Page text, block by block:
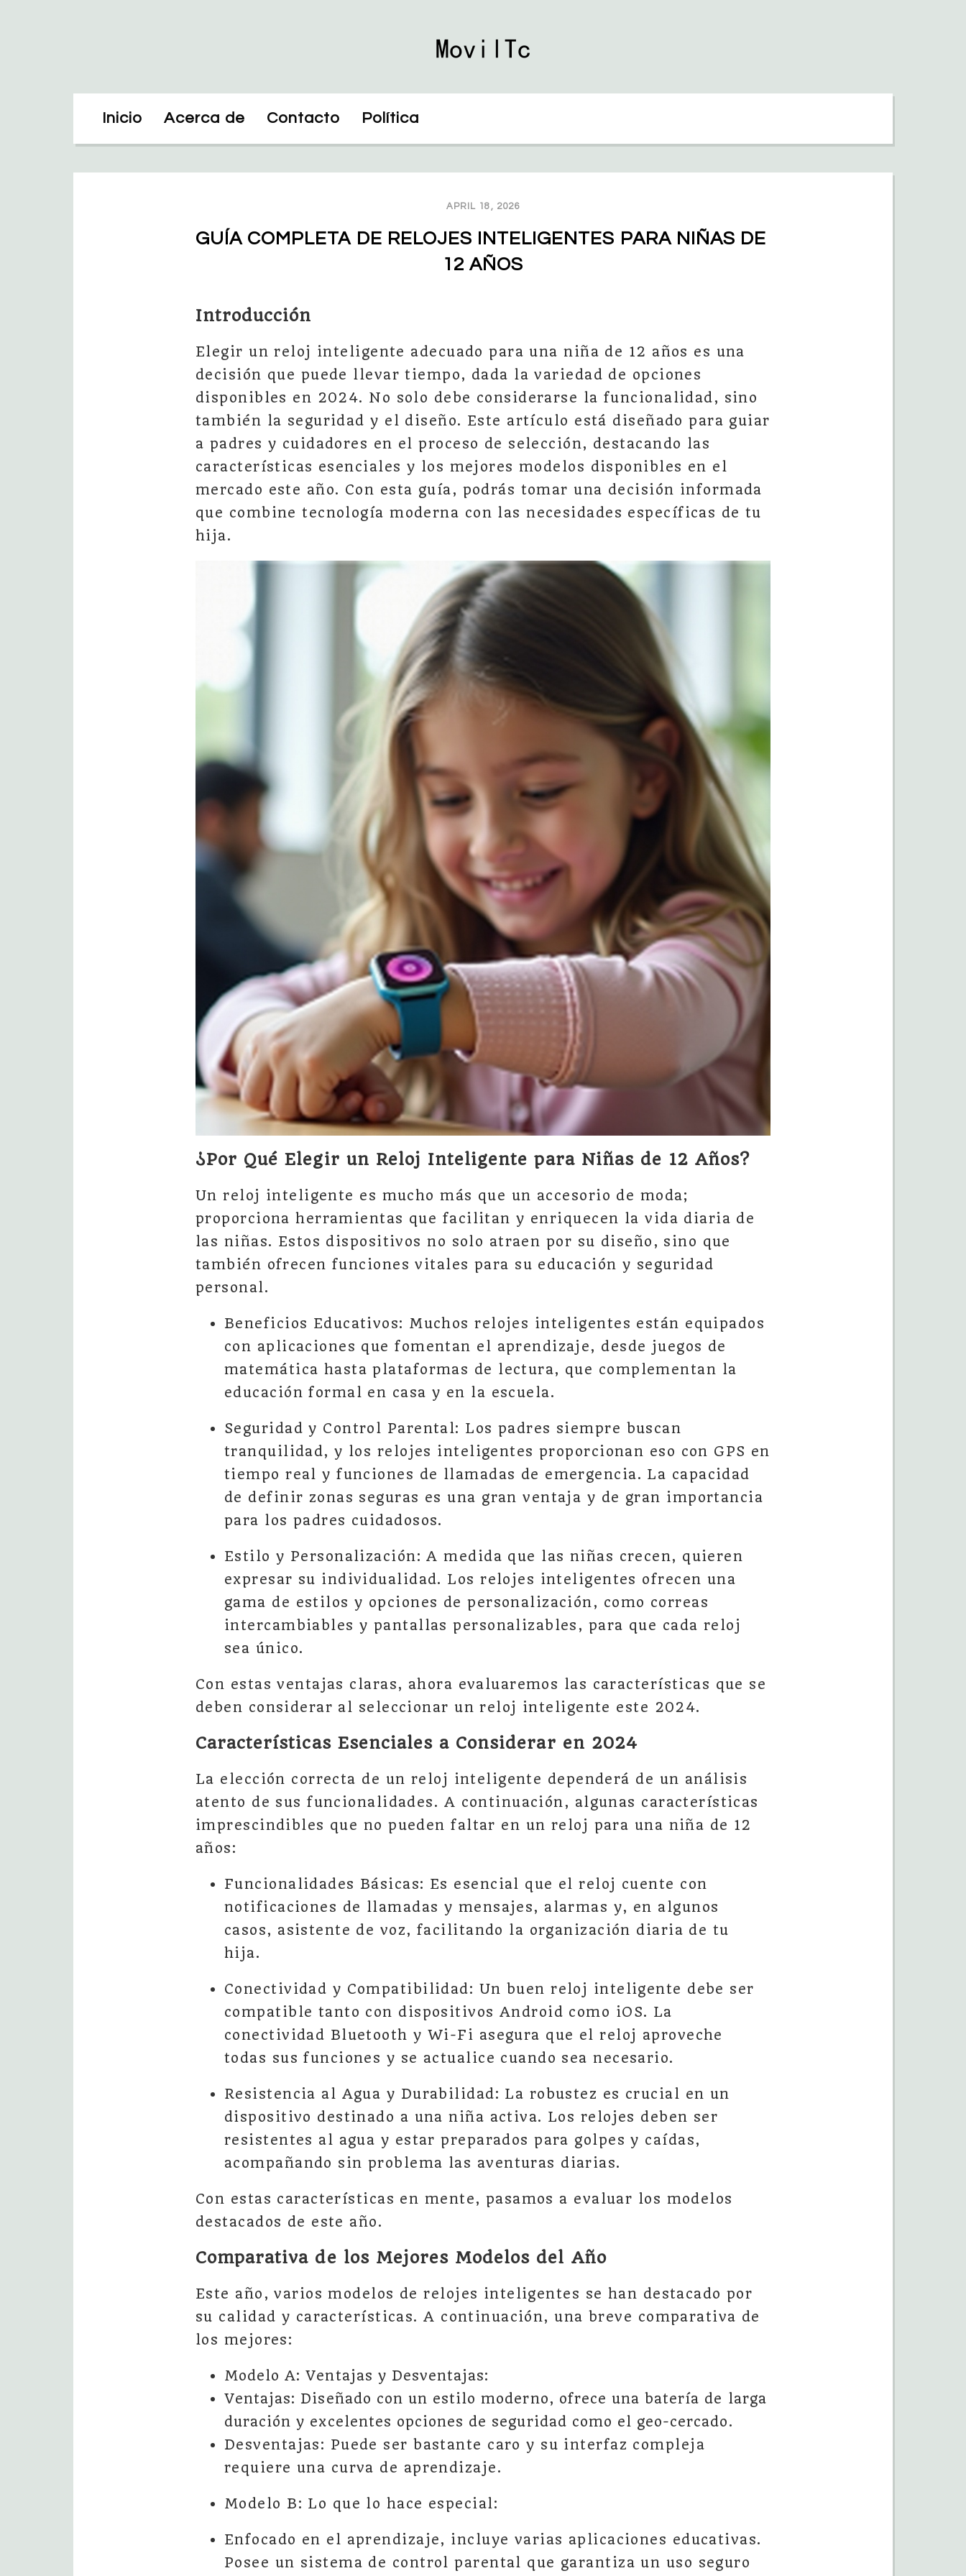
Inicio Acerca de Contacto Política
APRIL 18, 2026
GUÍA COMPLETA DE RELOJES INTELIGENTES PARA NIÑAS DE
12 AÑOS
Introducción
Elegir un reloj inteligente adecuado para una niña de 12 años es una
decisión que puede llevar tiempo, dada la variedad de opciones
disponibles en 2024. No solo debe considerarse la funcionalidad, sino
también la seguridad y el diseño. Este artículo está diseñado para guiar
a padres y cuidadores en el proceso de selección, destacando las
características esenciales y los mejores modelos disponibles en el
mercado este año. Con esta guía, podrás tomar una decisión informada
que combine tecnología moderna con las necesidades específicas de tu
hija.
¿Por Qué Elegir un Reloj Inteligente para Niñas de 12 Años?
Un reloj inteligente es mucho más que un accesorio de moda;
proporciona herramientas que facilitan y enriquecen la vida diaria de
las niñas. Estos dispositivos no solo atraen por su diseño, sino que
también ofrecen funciones vitales para su educación y seguridad
personal.
Beneficios Educativos: Muchos relojes inteligentes están equipados
con aplicaciones que fomentan el aprendizaje, desde juegos de
matemática hasta plataformas de lectura, que complementan la
educación formal en casa y en la escuela.
Seguridad y Control Parental: Los padres siempre buscan
tranquilidad, y los relojes inteligentes proporcionan eso con GPS en
tiempo real y funciones de llamadas de emergencia. La capacidad
de definir zonas seguras es una gran ventaja y de gran importancia
para los padres cuidadosos.
Estilo y Personalización: A medida que las niñas crecen, quieren
expresar su individualidad. Los relojes inteligentes ofrecen una
gama de estilos y opciones de personalización, como correas
intercambiables y pantallas personalizables, para que cada reloj
sea único.
Con estas ventajas claras, ahora evaluaremos las características que se
deben considerar al seleccionar un reloj inteligente este 2024.
Características Esenciales a Considerar en 2024
La elección correcta de un reloj inteligente dependerá de un análisis
atento de sus funcionalidades. A continuación, algunas características
imprescindibles que no pueden faltar en un reloj para una niña de 12
años:
Funcionalidades Básicas: Es esencial que el reloj cuente con
notificaciones de llamadas y mensajes, alarmas y, en algunos
casos, asistente de voz, facilitando la organización diaria de tu
hija.
Conectividad y Compatibilidad: Un buen reloj inteligente debe ser
compatible tanto con dispositivos Android como iOS. La
conectividad Bluetooth y Wi-Fi asegura que el reloj aproveche
todas sus funciones y se actualice cuando sea necesario.
Resistencia al Agua y Durabilidad: La robustez es crucial en un
dispositivo destinado a una niña activa. Los relojes deben ser
resistentes al agua y estar preparados para golpes y caídas,
acompañando sin problema las aventuras diarias.
Con estas características en mente, pasamos a evaluar los modelos
destacados de este año.
Comparativa de los Mejores Modelos del Año
Este año, varios modelos de relojes inteligentes se han destacado por
su calidad y características. A continuación, una breve comparativa de
los mejores:
Modelo A: Ventajas y Desventajas:
Ventajas: Diseñado con un estilo moderno, ofrece una batería de larga
duración y excelentes opciones de seguridad como el geo-cercado.
Desventajas: Puede ser bastante caro y su interfaz compleja
requiere una curva de aprendizaje.
Modelo B: Lo que lo hace especial:
Enfocado en el aprendizaje, incluye varias aplicaciones educativas.
Posee un sistema de control parental que garantiza un uso seguro